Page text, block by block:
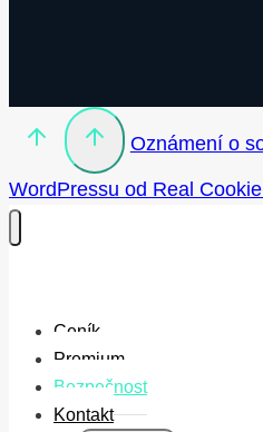
Oznámení o
WordPressu od Real
Ceník
Premium
Bezpečnost
Kontakt